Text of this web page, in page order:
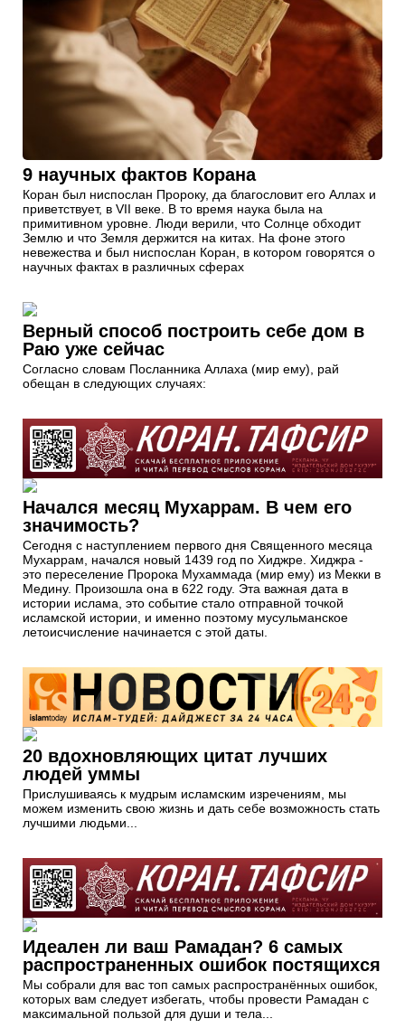
9 научных фактов Корана
Коран был ниспослан Пророку, да благословит его Аллах и
приветствует, в VII веке. В то время наука была на
примитивном уровне. Люди верили, что Солнце обходит
Землю и что Земля держится на китах. На фоне этого
невежества и был ниспослан Коран, в котором говорятся о
научных фактах в различных сферах
Верный способ построить себе дом в
Раю уже сейчас
Согласно словам Посланника Аллаха (мир ему), рай
обещан в следующих случаях:
Начался месяц Мухаррам. В чем его
значимость?
Сегодня с наступлением первого дня Священного месяца
Мухаррам, начался новый 1439 год по Хиджре. Хиджра -
это переселение Пророка Мухаммада (мир ему) из Мекки в
Медину. Произошла она в 622 году. Эта важная дата в
истории ислама, это событие стало отправной точкой
исламской истории, и именно поэтому мусульманское
летоисчисление начинается с этой даты.
20 вдохновляющих цитат лучших
людей уммы
Прислушиваясь к мудрым исламским изречениям, мы
можем изменить свою жизнь и дать себе возможность стать
лучшими людьми...
Идеален ли ваш Рамадан? 6 самых
распространенных ошибок постящихся
Мы собрали для вас топ самых распространённых ошибок,
которых вам следует избегать, чтобы провести Рамадан с
максимальной пользой для души и тела...